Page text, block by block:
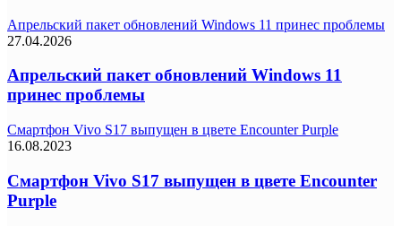
Апрельский пакет обновлений Windows 11 принес проблемы
27.04.2026
Апрельский пакет обновлений Windows 11
принес проблемы
Смартфон Vivo S17 выпущен в цвете Encounter Purple
16.08.2023
Смартфон Vivo S17 выпущен в цвете Encounter
Purple